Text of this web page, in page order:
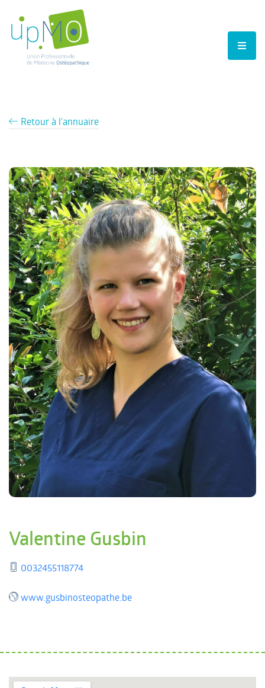
Retour à l'annuaire
Valentine Gusbin
0032455118774
www.gusbinosteopathe.be